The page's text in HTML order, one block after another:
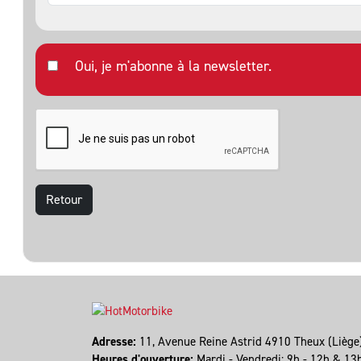
Oui, je m'abonne à la newsletter.
Retour
Adresse: 11, Avenue Reine Astrid 4910 Theux